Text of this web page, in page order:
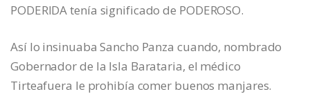
PODERIDA tenía significado de PODEROSO.
Así lo insinuaba Sancho Panza cuando, nombrado
Gobernador de la Isla Barataria, el médico
Tirteafuera le prohibía comer buenos manjares.